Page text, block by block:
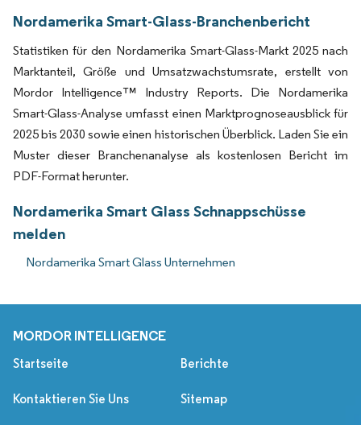
Nordamerika Smart-Glass-Branchenbericht
Statistiken für den Nordamerika Smart-Glass-Markt 2025 nach
Marktanteil, Größe und Umsatzwachstumsrate, erstellt von
Mordor Intelligence™ Industry Reports. Die Nordamerika
Smart-Glass-Analyse umfasst einen Marktprognoseausblick für
2025 bis 2030 sowie einen historischen Überblick. Laden Sie ein
Muster dieser Branchenanalyse als kostenlosen Bericht im
PDF-Format herunter.
Nordamerika Smart Glass Schnappschüsse
melden
Nordamerika Smart Glass Unternehmen
MORDOR INTELLIGENCE
Startseite Berichte
Kontaktieren Sie Uns Sitemap